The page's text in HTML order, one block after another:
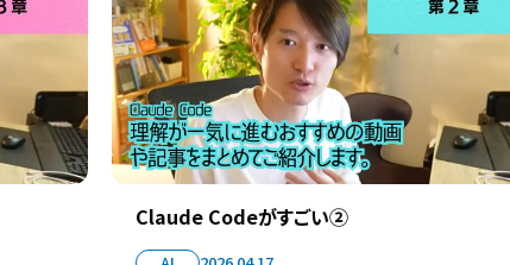
Claude Codeがすごい②